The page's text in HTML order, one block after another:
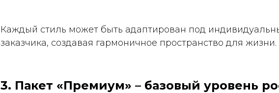
Каждый стиль может быть адаптирован под
заказчика, создавая гармоничное пространство для жизни.
3. Пакет «Премиум» – базовый уровень